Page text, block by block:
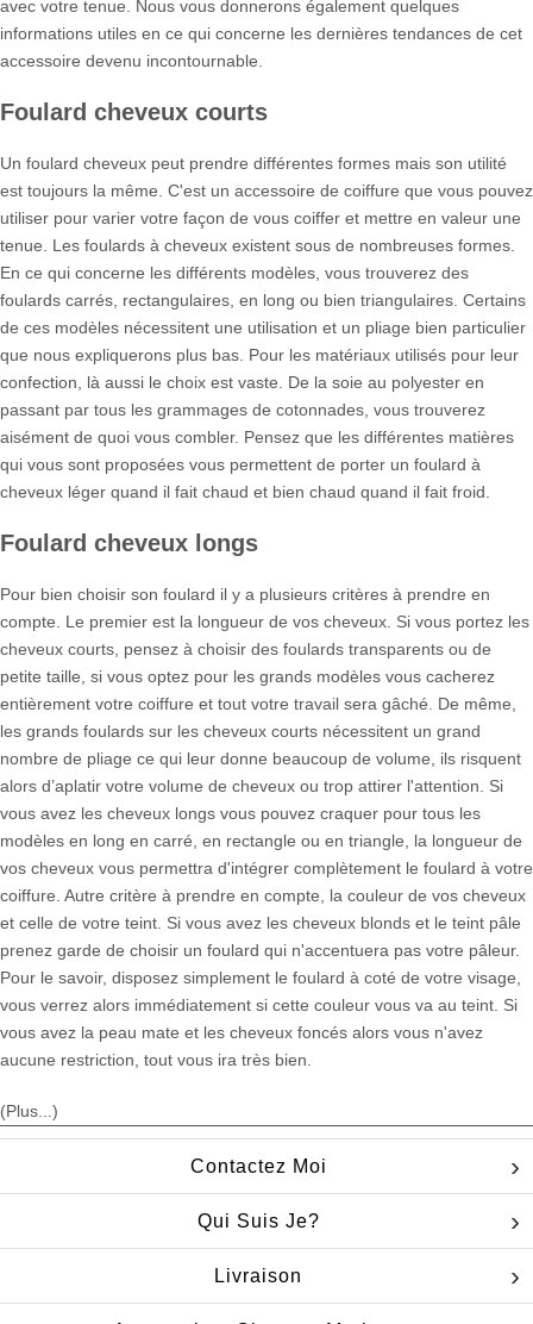
avec votre tenue. Nous vous donnerons également quelques
informations utiles en ce qui concerne les dernières tendances de cet
accessoire devenu incontournable.
Foulard cheveux courts
Un foulard cheveux peut prendre différentes formes mais son utilité
est toujours la même. C'est un accessoire de coiffure que vous pouvez
utiliser pour varier votre façon de vous coiffer et mettre en valeur une
tenue. Les foulards à cheveux existent sous de nombreuses formes.
En ce qui concerne les différents modèles, vous trouverez des
foulards carrés, rectangulaires, en long ou bien triangulaires. Certains
de ces modèles nécessitent une utilisation et un pliage bien particulier
que nous expliquerons plus bas. Pour les matériaux utilisés pour leur
confection, là aussi le choix est vaste. De la soie au polyester en
passant par tous les grammages de cotonnades, vous trouverez
aisément de quoi vous combler. Pensez que les différentes matières
qui vous sont proposées vous permettent de porter un foulard à
cheveux léger quand il fait chaud et bien chaud quand il fait froid.
Foulard cheveux longs
Pour bien choisir son foulard il y a plusieurs critères à prendre en
compte. Le premier est la longueur de vos cheveux. Si vous portez les
cheveux courts, pensez à choisir des foulards transparents ou de
petite taille, si vous optez pour les grands modèles vous cacherez
entièrement votre coiffure et tout votre travail sera gâché. De même,
les grands foulards sur les cheveux courts nécessitent un grand
nombre de pliage ce qui leur donne beaucoup de volume, ils risquent
alors d’aplatir votre volume de cheveux ou trop attirer l'attention. Si
vous avez les cheveux longs vous pouvez craquer pour tous les
modèles en long en carré, en rectangle ou en triangle, la longueur de
vos cheveux vous permettra d'intégrer complètement le foulard à votre
coiffure. Autre critère à prendre en compte, la couleur de vos cheveux
et celle de votre teint. Si vous avez les cheveux blonds et le teint pâle
prenez garde de choisir un foulard qui n'accentuera pas votre pâleur.
Pour le savoir, disposez simplement le foulard à coté de votre visage,
vous verrez alors immédiatement si cette couleur vous va au teint. Si
vous avez la peau mate et les cheveux foncés alors vous n'avez
aucune restriction, tout vous ira très bien.
(Plus...)
Contactez Moi
Qui Suis Je?
Livraison